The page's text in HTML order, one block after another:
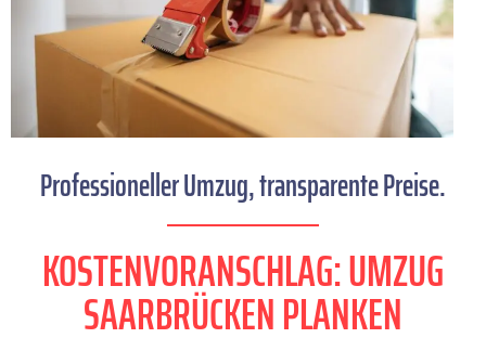
Professioneller Umzug, transparente Preise.
KOSTENVORANSCHLAG: UMZUG
SAARBRÜCKEN PLANKEN